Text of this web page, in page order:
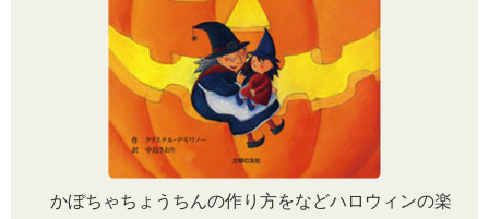
かぼちゃちょうちんの作り方をなどハロウィンの楽